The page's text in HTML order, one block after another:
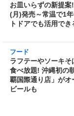
フード
3分で食べられる人気
川料理! 日清食品が「
発売～具材は謎肉、キ
ンゲンサイ、キクラゲ
[2026/3/